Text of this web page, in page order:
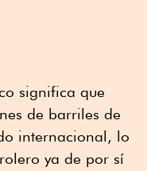
significa que
de barriles de
internacional, lo
ya de por sí